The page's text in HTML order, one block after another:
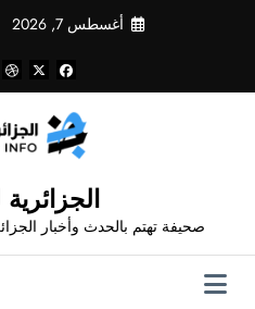
أغسطس 7, 2026
الجزائرية
صحيفة تهتم بالحدث وأخبار